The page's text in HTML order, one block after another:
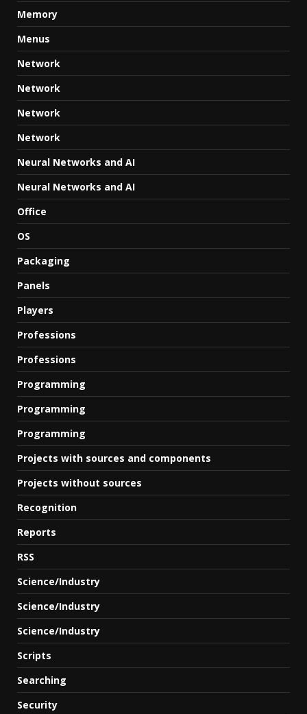
Memory
Menus
Network
Network
Network
Network
Neural Networks and AI
Neural Networks and AI
Office
OS
Packaging
Panels
Players
Professions
Professions
Programming
Programming
Programming
Projects with sources and components
Projects without sources
Recognition
Reports
RSS
Science/Industry
Science/Industry
Science/Industry
Scripts
Searching
Security